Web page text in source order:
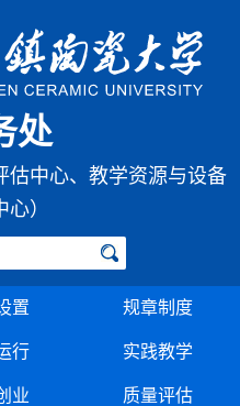
处
估中心、教学资源与设备
）
置 规章制度
行 实践教学
业 质量评估